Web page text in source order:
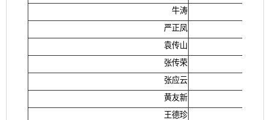
牛涛
严正凤
袁传山
张传荣
张应云
黄友新
王德珍